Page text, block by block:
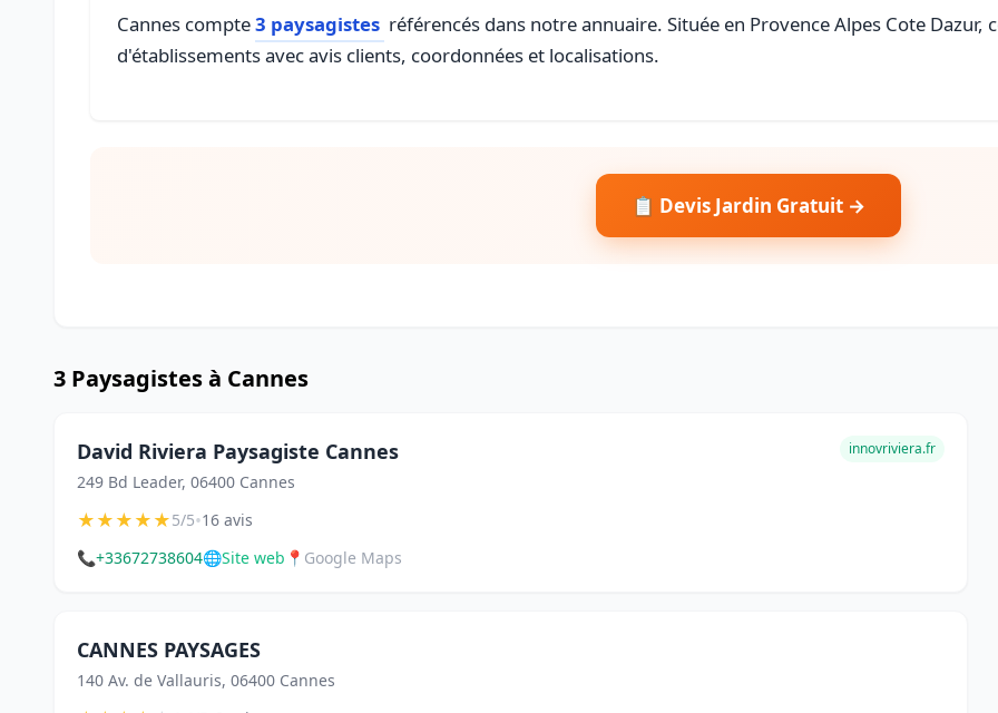
Cannes compte3 paysagistes référencés dans notre annuaire. Située en Provence Alpes Cote
d'établissements avec avis clients, coordonnées et localisations.
📋 Devis Jardin Gratuit →
3 Paysagistes à Cannes
David Riviera Paysagiste Cannes
249 Bd Leader, 06400 Cannes
innovriviera.fr
★★★★★5/5•16 avis
📞+33672738604🌐Site web 📍 Google Maps
CANNES PAYSAGES
140 Av. de Vallauris, 06400 Cannes